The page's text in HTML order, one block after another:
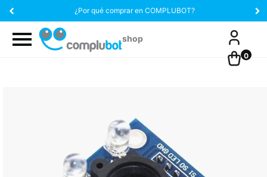
¿Por qué comprar en COMPLUBOT?
0